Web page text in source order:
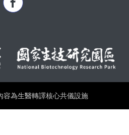
容為生醫轉譯核心共儀設施